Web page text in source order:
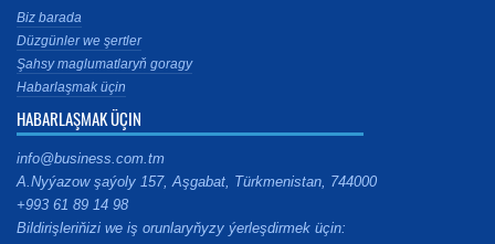
Biz barada
Düzgünler we şertler
Şahsy maglumatlaryň goragy
Habarlaşmak üçin
HABARLAŞMAK ÜÇIN
info@business.com.tm
A.Nyýazow şaýoly 157, Aşgabat, Türkmenistan, 744000
+993 61 89 14 98
Bildirişleriňizi we iş orunlaryňyzy ýerleşdirmek üçin: